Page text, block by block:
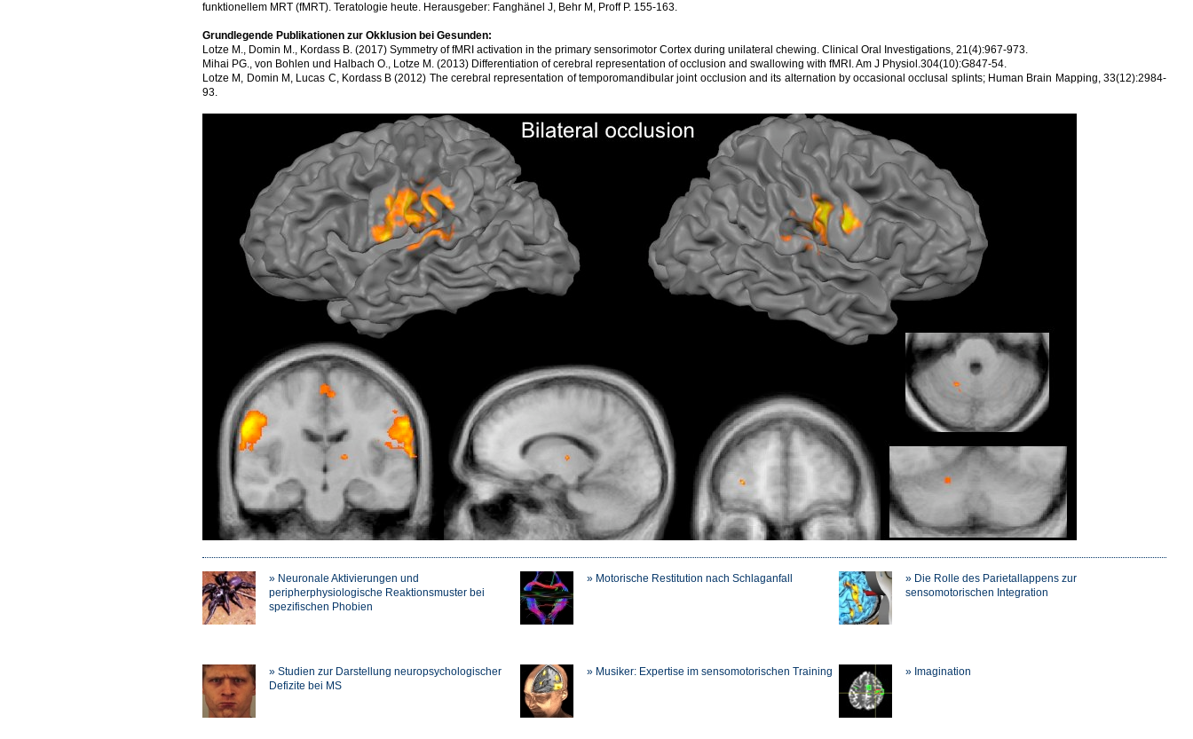
funktionellem MRT (fMRT). Teratologie heute. Herausgeber: Fanghänel J, Behr M, Proff P. 155-163.
Grundlegende Publikationen zur Okklusion bei Gesunden:
Lotze M., Domin M., Kordass B. (2017) Symmetry of fMRI activation in the primary sensorimotor Cortex during unilateral chewing. Clinical Oral Investigations, 21(4):967-973.
Mihai PG., von Bohlen und Halbach O., Lotze M. (2013) Differentiation of cerebral representation of occlusion and swallowing with fMRI. Am J Physiol.304(10):G847-54.
Lotze M, Domin M, Lucas C, Kordass B (2012) The cerebral representation of temporomandibular joint occlusion and its alternation by occasional occlusal splints; Human Brain Mapping, 33(12):2984-
93.
» Neuronale Aktivierungen und
peripherphysiologische Reaktionsmuster bei
spezifischen Phobien
» Motorische Restitution nach Schlaganfall
» Die Rolle des Parietallappens zur
sensomotorischen Integration
» Studien zur Darstellung neuropsychologischer
Defizite bei MS
» Musiker: Expertise im sensomotorischen Training » Imagination